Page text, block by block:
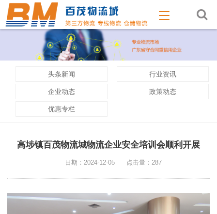
头条新闻 行业资讯
企业动态 政策动态
优惠专栏
高埗镇百茂物流城物流企业安全培训会顺利开展
日期：2024-12-05 点击量：287